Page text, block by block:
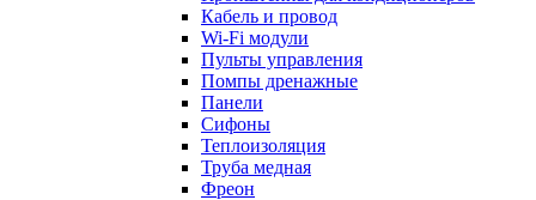
Кабель и провод
Wi-Fi модули
Пульты управления
Помпы дренажные
Панели
Сифоны
Теплоизоляция
Труба медная
Фреон